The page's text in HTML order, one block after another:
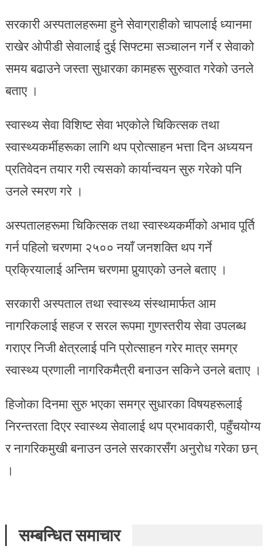
सरकारी अस्पतालहरूमा हुने सेवाग्राहीको चापलाई ध्यानमा
राखेर ओपीडी सेवालाई दुई सिफ्टमा सञ्चालन गर्ने र सेवाको
समय बढाउने जस्ता सुधारका कामहरू सुरुवात गरेको उनले
बताए ।
स्वास्थ्य सेवा विशिष्ट सेवा भएकोले चिकित्सक तथा
स्वास्थ्यकर्मीहरूका लागि थप प्रोत्साहन भत्ता दिन अध्ययन
प्रतिवेदन तयार गरी त्यसको कार्यान्वयन सुरु गरेको पनि
उनले स्मरण गरे ।
अस्पतालहरूमा चिकित्सक तथा स्वास्थ्यकर्मीको अभाव पूर्ति
गर्न पहिलो चरणमा २५०० नयाँ जनशक्ति थप गर्ने
प्रक्रियालाई अन्तिम चरणमा पुर्‍याएको उनले बताए ।
सरकारी अस्पताल तथा स्वास्थ्य संस्थामार्फत आम
नागरिकलाई सहज र सरल रूपमा गुणस्तरीय सेवा उपलब्ध
गराएर निजी क्षेत्रलाई पनि प्रोत्साहन गरेर मात्र समग्र
स्वास्थ्य प्रणाली नागरिकमैत्री बनाउन सकिने उनले बताए ।
हिजोका दिनमा सुरु भएका समग्र सुधारका विषयहरूलाई
निरन्तरता दिएर स्वास्थ्य सेवालाई थप प्रभावकारी, पहुँचयोग्य
र नागरिकमुखी बनाउन उनले सरकारसँग अनुरोध गरेका छन्
।
सम्बन्धित समाचार